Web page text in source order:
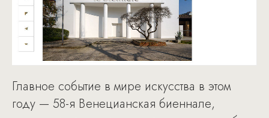
Главное событие в мире искусства в этом
году — 58-я Венецианская биеннале,